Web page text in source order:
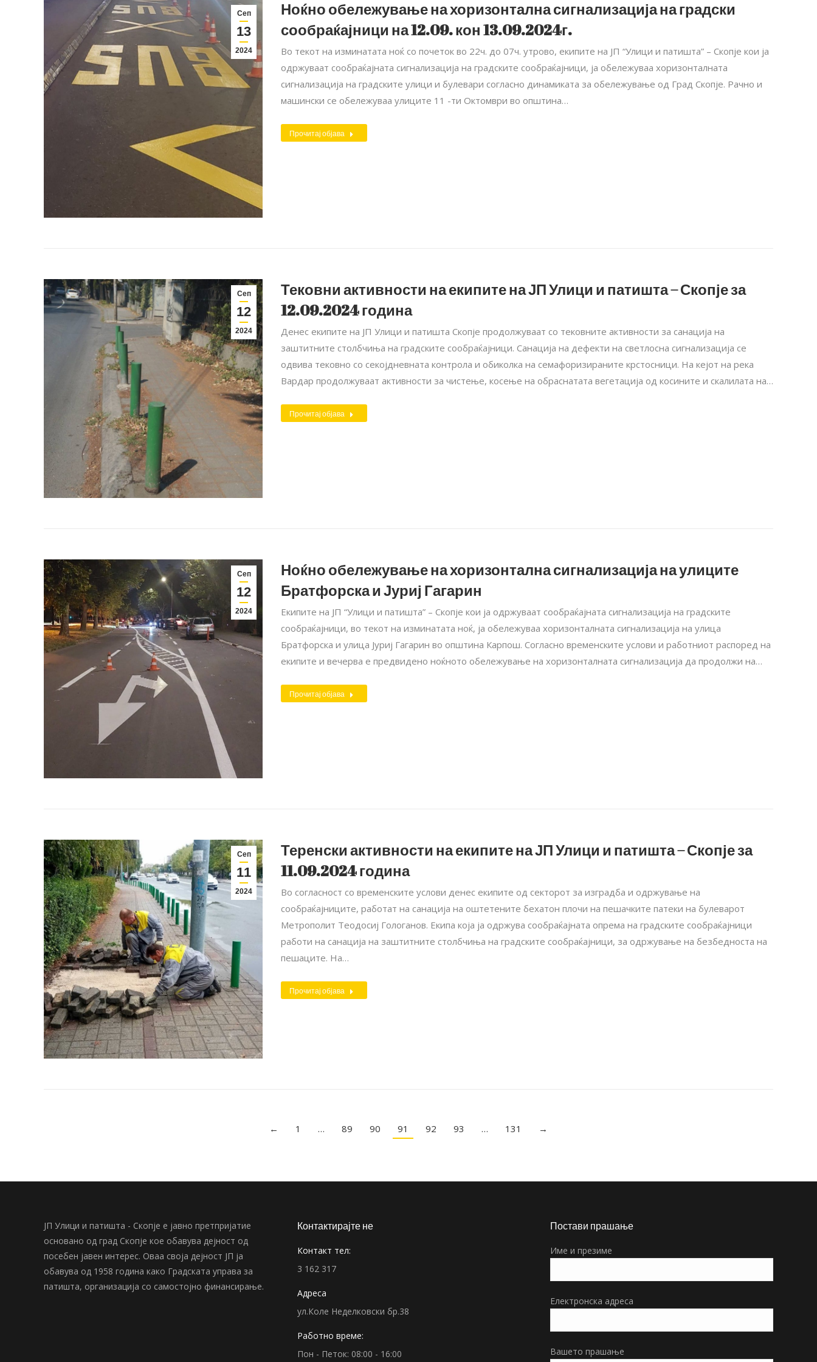
Сеп
13
2024
Ноќно обележување на хоризонтална сигнализација на градски
сообраќајници на 12.09. кон 13.09.2024г.
Во текот на изминатата ноќ со почеток во 22ч. до 07ч. утрово, екипите на ЈП “Улици и патишта” – Скопје кои ја
одржуваат сообраќајната сигнализација на градските сообраќајници, ја обележуваа хоризонталната
сигнализација на градските улици и булевари согласно динамиката за обележување од Град Скопје. Рачно и
машински се обележуваа улиците 11 -ти Октомври во општина…
Прочитај објава
Сеп
12
2024
Тековни активности на екипите на ЈП Улици и патишта – Скопје за
12.09.2024 година
Денес екипите на ЈП Улици и патишта Скопје продолжуваат со тековните активности за санација на
заштитните столбчиња на градските сообраќајници. Санација на дефекти на светлосна сигнализација се
одвива тековно со секојдневната контрола и обиколка на семафоризираните крстосници. На кејот на река
Вардар продолжуваат активности за чистење, косење на обраснатата вегетација од косините и скалилата на…
Прочитај објава
Сеп
12
2024
Ноќно обележување на хоризонтална сигнализација на улиците
Братфорска и Јуриј Гагарин
Екипите на ЈП “Улици и патишта” – Скопје кои ја одржуваат сообраќајната сигнализација на градските
сообраќајници, во текот на изминатата ноќ, ја обележуваа хоризонталната сигнализација на улица
Братфорска и улица Јуриј Гагарин во општина Карпош. Согласно временските услови и работниот распоред на
екипите и вечерва е предвидено ноќното обележување на хоризонталната сигнализација да продолжи на…
Прочитај објава
Сеп
11
2024
Теренски активности на екипите на ЈП Улици и патишта – Скопје за
11.09.2024 година
Во согласност со временските услови денес екипите од секторот за изградба и одржување на
сообраќајниците, работат на санација на оштетените бехатон плочи на пешачките патеки на булеварот
Метрополит Теодосиј Гологанов. Екипа која ја одржува сообраќајната опрема на градските сообраќајници
работи на санација на заштитните столбчиња на градските сообраќајници, за одржување на безбедноста на
пешаците. На…
Прочитај објава
← 1 … 89 90 91 92 93 … 131 →
ЈП Улици и патишта - Скопје е јавно претпријатие
основано од град Скопје кое обавува дејност од
посебен јавен интерес. Оваа своја дејност ЈП ја
обавува од 1958 година како Градската управа за
патишта, организација со самостојно финансирање.
Контактирајте не
Контакт тел:
3 162 317
Адреса
ул.Коле Неделковски бр.38
Работно време:
Пон - Петок: 08:00 - 16:00
Постави прашање
Име и презиме
Електронска адреса
Вашето прашање